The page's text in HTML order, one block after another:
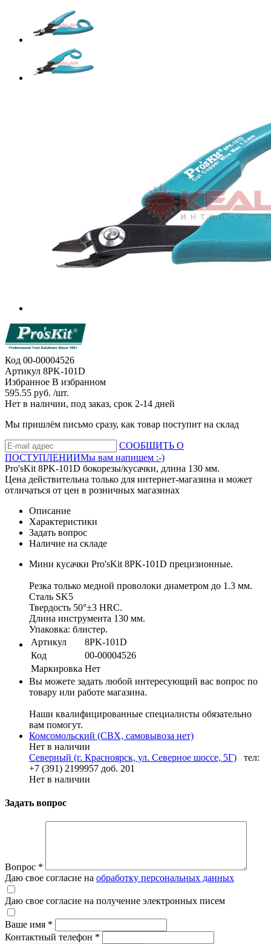
Код 00-00004526
Артикул 8PK-101D
Избранное В избранном
595.55 руб. /шт.
Нет в наличии, под заказ, срок 2-14 дней
Мы пришлём письмо сразу, как товар поступит на склад
СООБЩИТЬ О
ПОСТУПЛЕНИИМы вам напишем :-)
Pro'sKit 8PK-101D бокорезы/кусачки, длина 130 мм.
Цена действительна только для интернет-магазина и может
отличаться от цен в розничных магазинах
Описание
Характеристики
Задать вопрос
Наличие на складе
Мини кусачки Pro'sKit 8PK-101D прецизионные.
Резка только медной проволоки диаметром до 1.3 мм.
Сталь SK5
Твердость 50°±3 HRC.
Длина инструмента 130 мм.
Упаковка: блистер.
Артикул
8PK-101D
Код
00-00004526
Маркировка Нет
Вы можете задать любой интересующий вас вопрос по
товару или работе магазина.
Наши квалифицированные специалисты обязательно
вам помогут.
Комсомольский (СВХ, самовывоза нет)
Нет в наличии
Северный (г. Красноярск, ул. Северное шоссе, 5Г)
тел:
+7 (391) 2199957 доб. 201
Нет в наличии
Задать вопрос
Вопрос *
Даю свое согласие на обработку персональных данных
Даю свое согласие на получение электронных писем
Ваше имя *
Контактный телефон *